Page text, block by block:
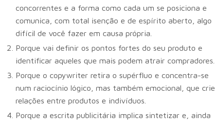
concorrentes e a forma como cada um se posiciona e
comunica, com total isenção e de espírito aberto, algo
difícil de você fazer em causa própria.
Porque vai definir os pontos fortes do seu produto e
identificar aqueles que mais podem atrair compradores.
Porque o copywriter retira o supérfluo e concentra-se
num raciocínio lógico, mas também emocional, que crie
relações entre produtos e indivíduos.
Porque a escrita publicitária implica sintetizar e, ainda